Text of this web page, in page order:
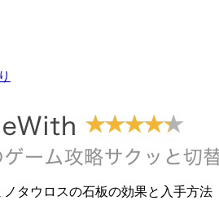
ノタウロスの石板の効果と入手方法